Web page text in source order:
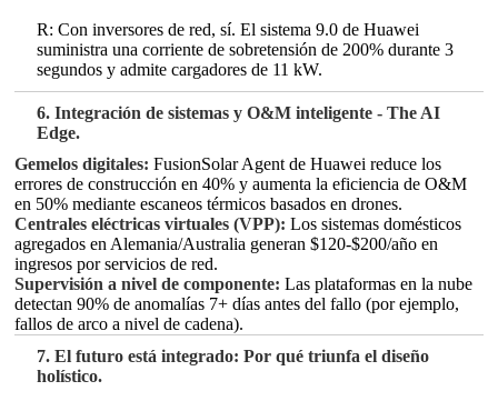
R: Con inversores de red, sí. El sistema 9.0 de Huawei
suministra una corriente de sobretensión de 200% durante 3
segundos y admite cargadores de 11 kW.
6. Integración de sistemas y O&M inteligente - The AI
Edge.
Gemelos digitales: FusionSolar Agent de Huawei reduce los
errores de construcción en 40% y aumenta la eficiencia de O&M
en 50% mediante escaneos térmicos basados en drones.
Centrales eléctricas virtuales (VPP): Los sistemas domésticos
agregados en Alemania/Australia generan $120-$200/año en
ingresos por servicios de red.
Supervisión a nivel de componente:Las plataformas en la nube
detectan 90% de anomalías 7+ días antes del fallo (por ejemplo,
fallos de arco a nivel de cadena).
7. El futuro está integrado: Por qué triunfa el diseño
holístico.